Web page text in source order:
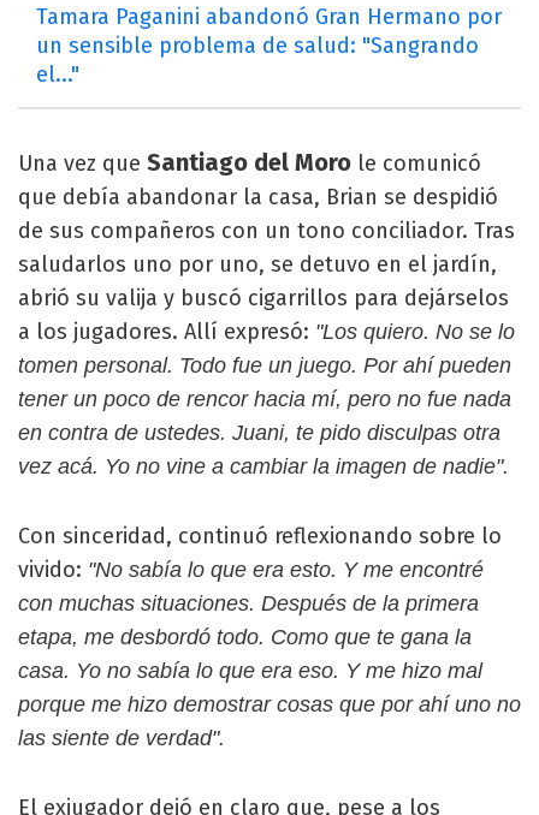
Tamara Paganini abandonó Gran Hermano por
un sensible problema de salud: "Sangrando
el..."
Una vez que Santiago del Moro le comunicó
que debía abandonar la casa, Brian se despidió
de sus compañeros con un tono conciliador. Tras
saludarlos uno por uno, se detuvo en el jardín,
abrió su valija y buscó cigarrillos para dejárselos
a los jugadores. Allí expresó: "Los quiero. No se lo
tomen personal. Todo fue un juego. Por ahí pueden
tener un poco de rencor hacia mí, pero no fue nada
en contra de ustedes. Juani, te pido disculpas otra
vez acá. Yo no vine a cambiar la imagen de nadie".
Con sinceridad, continuó reflexionando sobre lo
vivido: "No sabía lo que era esto. Y me encontré
con muchas situaciones. Después de la primera
etapa, me desbordó todo. Como que te gana la
casa. Yo no sabía lo que era eso. Y me hizo mal
porque me hizo demostrar cosas que por ahí uno no
las siente de verdad".
El exjugador dejó en claro que, pese a los